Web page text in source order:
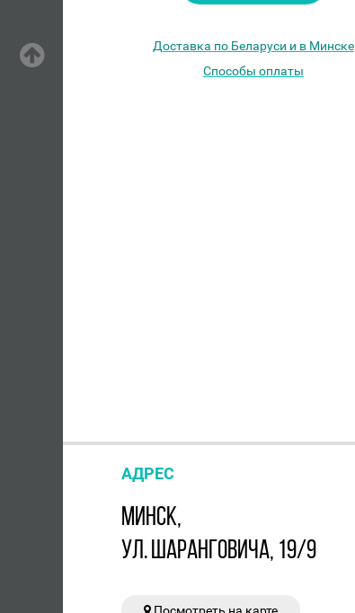
Доставка по Беларуси и в Минске
Способы оплаты
АДРЕС
МИНСК,
УЛ. ШАРАНГОВИЧА, 19/9